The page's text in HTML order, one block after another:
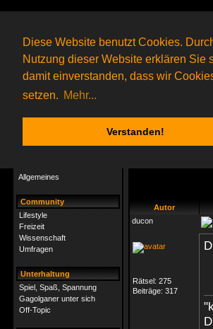
Diese Website benutzt Cookies.
Nutzung dieser Website erklären Sie
damit einverstanden, dass wir
setzen. Mehr...
Verstanden!
Das nächste Rätsel ist in Arbeit
43 Gagolganeronline(0 registrierte und 43 Gäste)
Gagolganer:
9732Rätsel online:
Allgemeines
Community
Lifestyle
Freizeit
Wissenschaft
Umfragen
Unterhaltung
Spiel, Spaß, Spannung
Gagolganer unter sich
Off-Topic
Autor
ducon
Rätsel: 275
Beiträge: 317